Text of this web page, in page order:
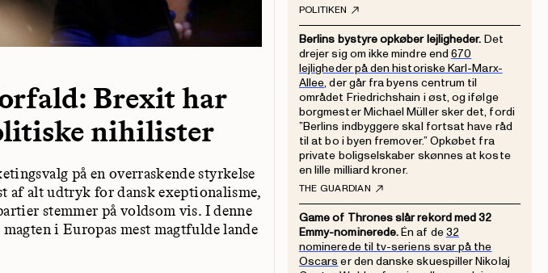
Brexit har
nihilister
på en overraskende styrkelse
af alt udtryk for dansk exeptionalisme,
stemmer på voldsom vis. I denne
i Europas mest magtfulde lande
POLITIKEN
Berlins bystyre opkøber lejligheder. Det
drejer sig om ikke mindre end670
lejligheder på den historiske Karl-Marx-
Allee, der går fra byens centrum til
området Friedrichshain i øst, og ifølge
borgmester Michael Müller sker det, fordi
”Berlins indbyggere skal fortsat have råd
til at bo i byen fremover.” Opkøbet fra
private boligselskaber skønnes at koste
en lille milliard kroner.
THE GUARDIAN
Game of Thrones slår rekord med 32
Emmy-nominerede.Én af de32
nominerede til tv-seriens svar på the
Oscars er den danske skuespiller Nikolaj